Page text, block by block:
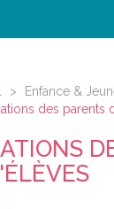
> Enfance &
des parents